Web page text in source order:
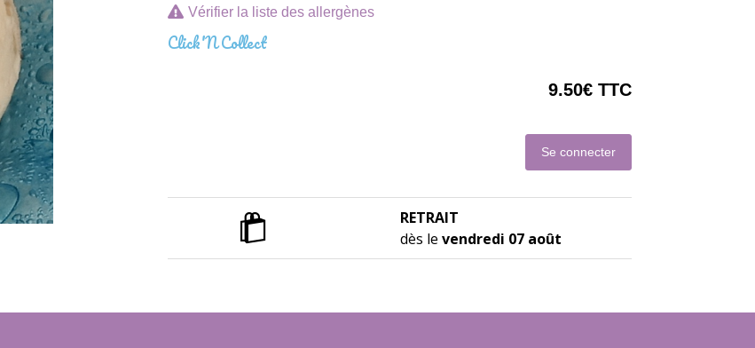
Vérifier la liste des allergènes
Click'N Collect
9.50€ TTC
Se connecter
RETRAIT
dès le vendredi 07 août